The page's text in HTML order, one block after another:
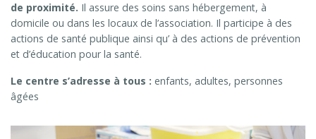
de proximité. Il assure des soins sans hébergement, à
domicile ou dans les locaux de l’association. Il participe à des
actions de santé publique ainsi qu’ à des actions de prévention
et d’éducation pour la santé.
Le centre s’adresse à tous : enfants, adultes, personnes
âgées